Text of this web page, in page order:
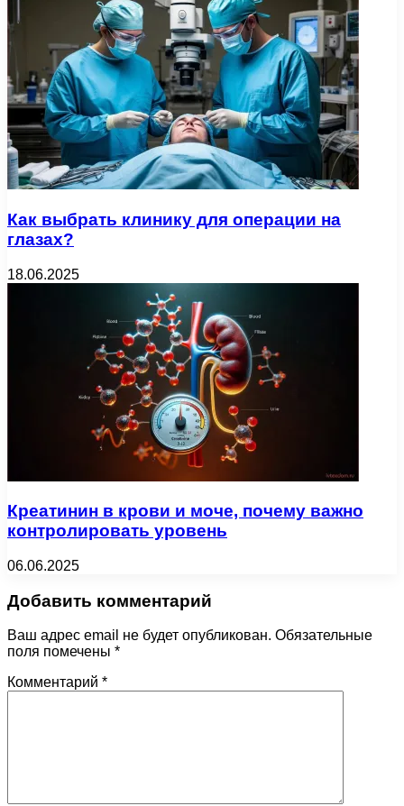
Как выбрать клинику для операции на
глазах?
18.06.2025
Креатинин в крови и моче, почему важно
контролировать уровень
06.06.2025
Добавить комментарий
Ваш адрес email не будет опубликован. Обязательные
поля помечены *
Комментарий *